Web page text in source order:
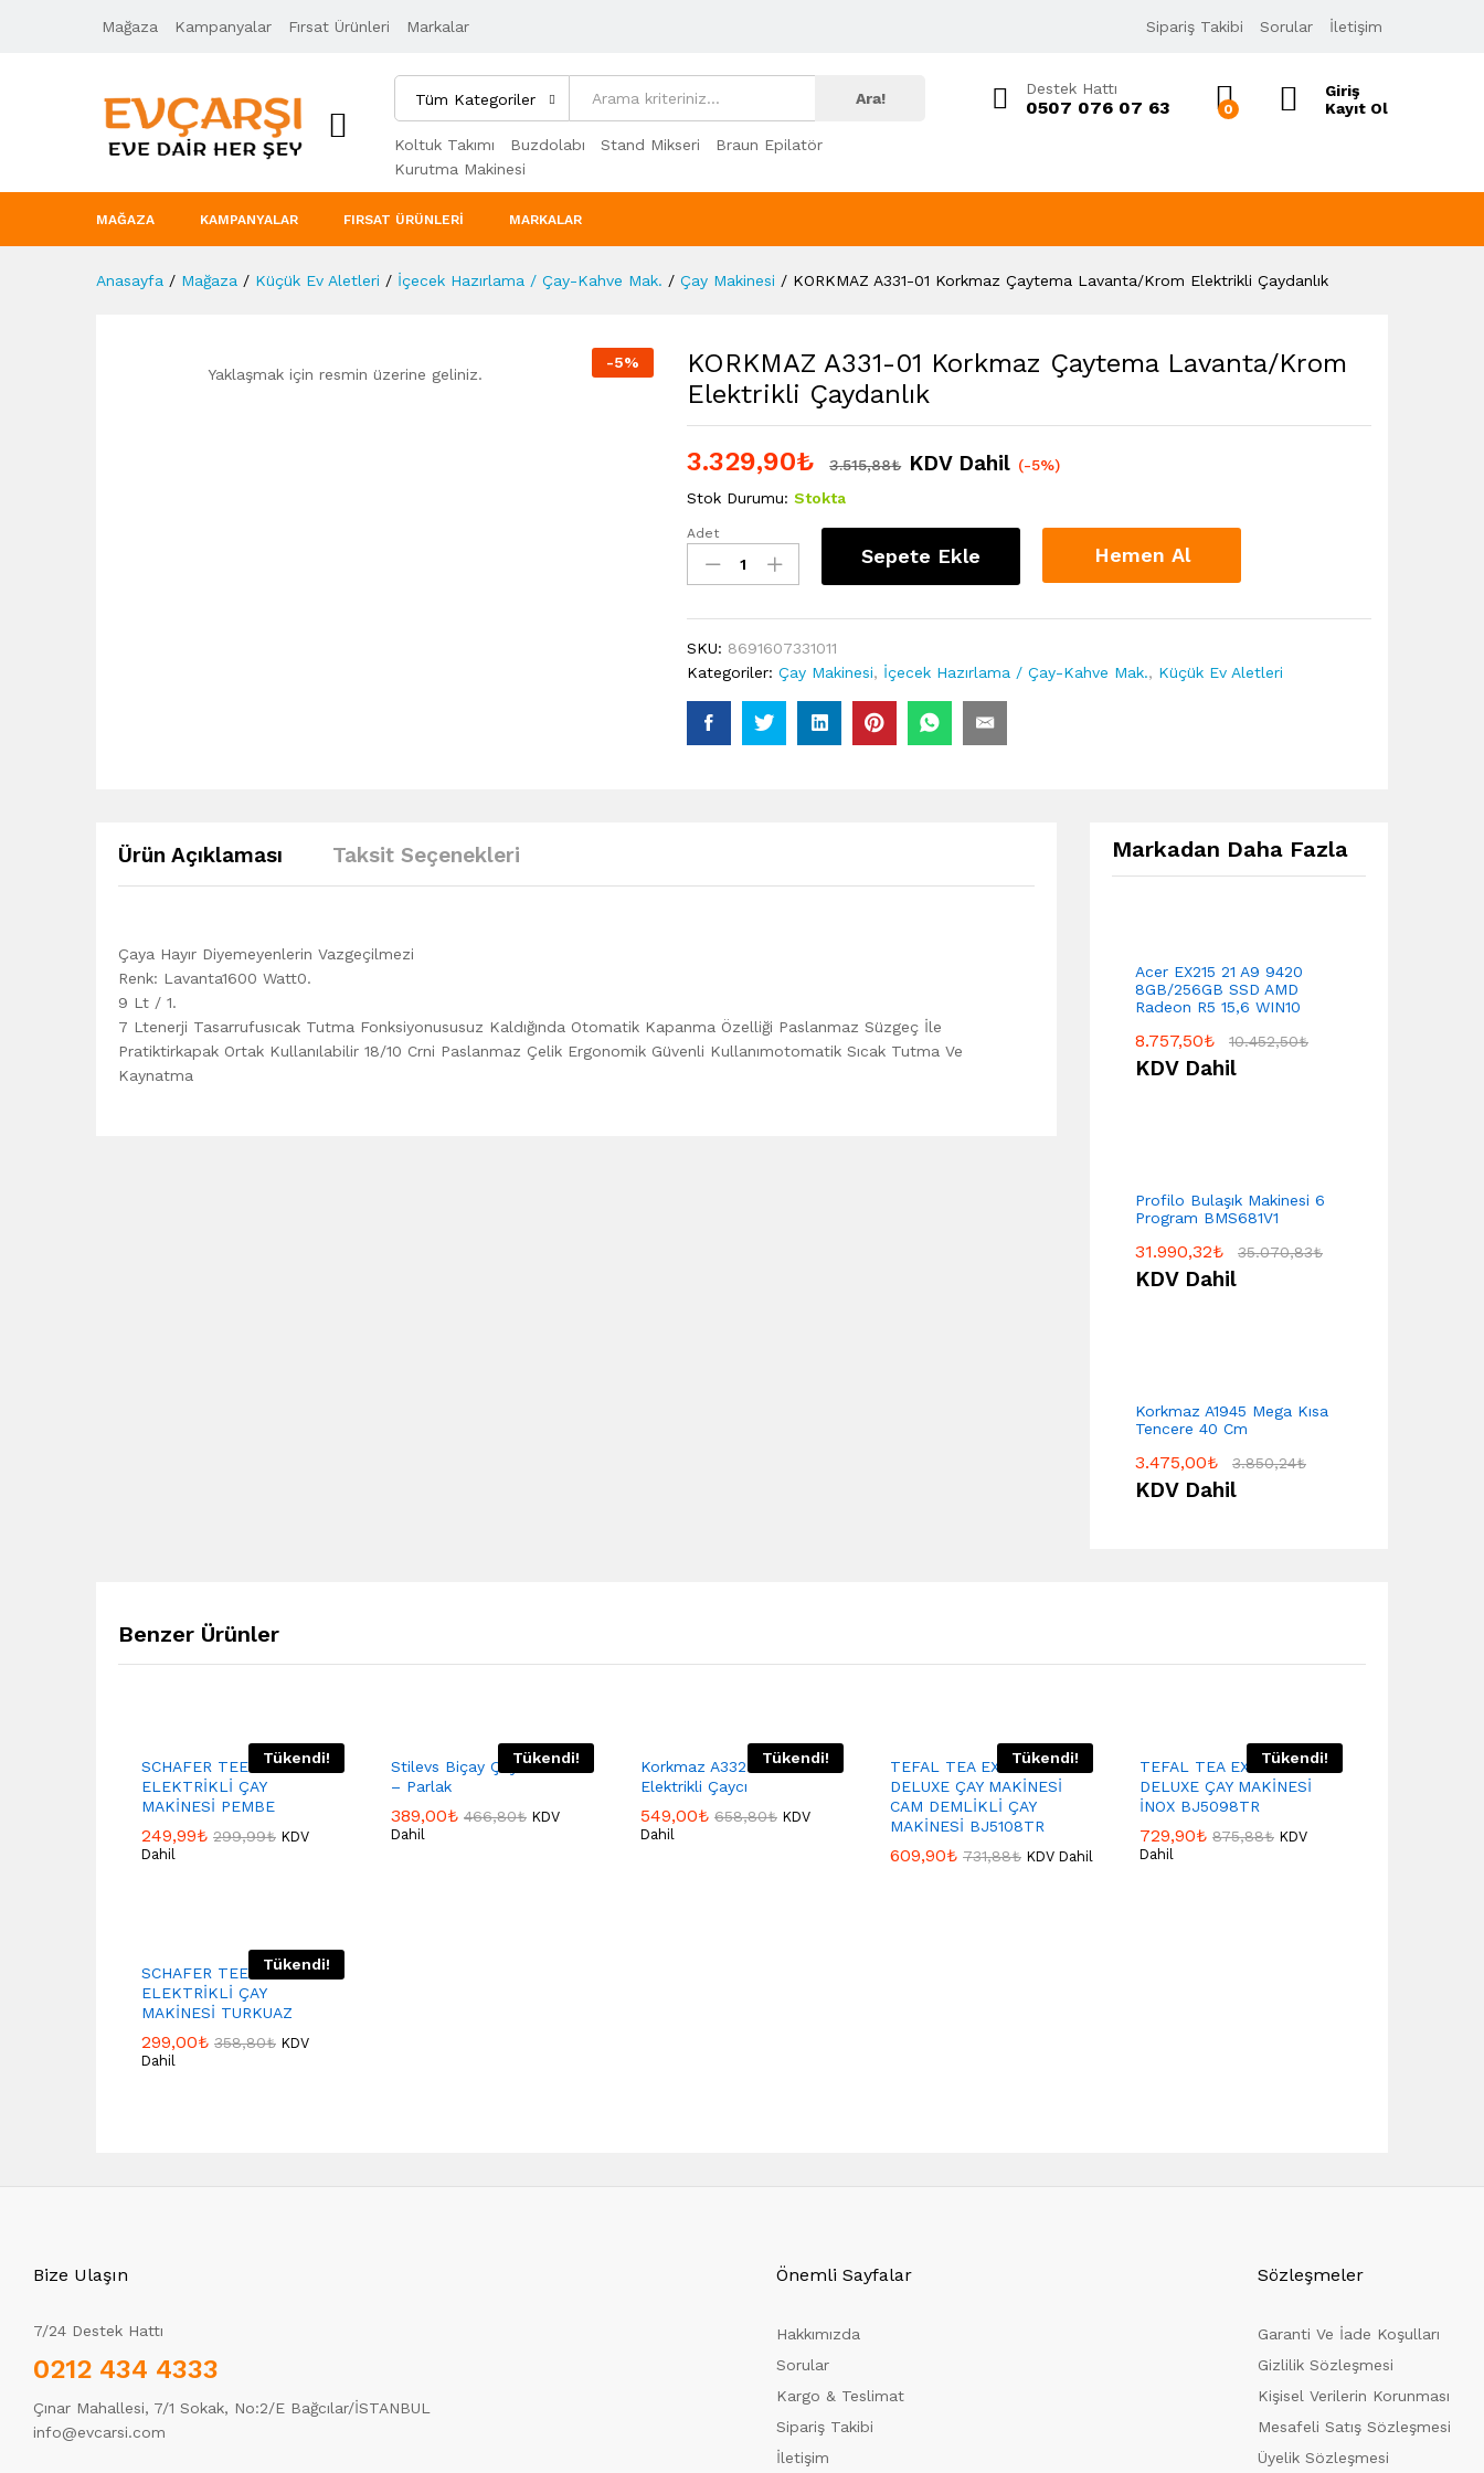
Mağaza Kampanyalar Fırsat Ürünleri Markalar Sipariş Takibi Sorular İletişim
Tüm Kategoriler Ara!
Koltuk Takımı Buzdolabı Stand Mikseri
Braun Epilatör
Kurutma Makinesi
Destek Hattı
0507 076 07 63 0
Giriş
Kayıt Ol
MAĞAZA KAMPANYALAR FIRSAT ÜRÜNLERI MARKALAR
Anasayfa / Mağaza / Küçük Ev Aletleri / İçecek Hazırlama / Çay-Kahve Mak. / Çay Makinesi / KORKMAZ A331-01 Korkmaz Çaytema Lavanta/Krom Elektrikli Çaydanlık
-5%
Yaklaşmak için resmin üzerine geliniz.
KORKMAZ A331-01 Korkmaz Çaytema Lavanta/Krom
Elektrikli Çaydanlık
3.329,90₺ 3.515,88₺ KDV Dahil (-5%)
Stok Durumu: Stokta
KORKMAZ
A331-
01
Lavanta/Krom
Elektrikli
quantity
Adet
Sepete Ekle Hemen Al
SKU: 8691607331011
Kategoriler:Çay Makinesi, İçecek Hazırlama / Çay-Kahve Mak., Küçük Ev Aletleri
Ürün Açıklaması Taksit Seçenekleri
Çaya Hayır Diyemeyenlerin Vazgeçilmezi
Renk: Lavanta1600 Watt0.
9 Lt / 1.
7 Ltenerji Tasarrufusıcak Tutma Fonksiyonususuz Kaldığında Otomatik Kapanma Özelliği Paslanmaz Süzgeç İle
Pratiktirkapak Ortak Kullanılabilir 18/10 Crni Paslanmaz Çelik Ergonomik Güvenli Kullanımotomatik Sıcak Tutma Ve
Kaynatma
Markadan Daha Fazla
Acer EX215 21 A9 9420
8GB/256GB SSD AMD
Radeon R5 15,6 WIN10
8.757,50₺ 10.452,50₺
KDV Dahil
Profilo Bulaşık Makinesi 6
Program BMS681V1
31.990,32₺ 35.070,83₺
KDV Dahil
Korkmaz A1945 Mega Kısa
Tencere 40 Cm
3.475,00₺ 3.850,24₺
KDV Dahil
Benzer Ürünler
Tükendi!
SCHAFER TEEFAN
ELEKTRİKLİ ÇAY
MAKİNESİ PEMBE
249,99₺ 299,99₺ KDV
Dahil
Tükendi!
Stilevs Biçay Çay Makinesi
– Parlak
389,00₺ 466,80₺ KDV
Dahil
Tükendi!
Korkmaz A332-02 Demiks
Elektrikli Çaycı
549,00₺ 658,80₺ KDV
Dahil
Tükendi!
TEFAL TEA EXPERT
DELUXE ÇAY MAKİNESİ
CAM DEMLİKLİ ÇAY
MAKİNESİ BJ5108TR
609,90₺ 731,88₺ KDV Dahil
Tükendi!
TEFAL TEA EXPERT
DELUXE ÇAY MAKİNESİ
İNOX BJ5098TR
729,90₺ 875,88₺ KDV
Dahil
Tükendi!
SCHAFER TEEFAN
ELEKTRİKLİ ÇAY
MAKİNESİ TURKUAZ
299,00₺ 358,80₺ KDV
Dahil
Bize Ulaşın
7/24 Destek Hattı
0212 434 4333
Çınar Mahallesi, 7/1 Sokak, No:2/E Bağcılar/İSTANBUL
info@evcarsi.com
Önemli Sayfalar
Hakkımızda
Sorular
Kargo & Teslimat
Sipariş Takibi
İletişim
Sözleşmeler
Garanti Ve İade Koşulları
Gizlilik Sözleşmesi
Kişisel Verilerin Korunması
Mesafeli Satış Sözleşmesi
Üyelik Sözleşmesi
Ürün Açıklaması Taksit Seçenekleri ₺ Sepete Ekle